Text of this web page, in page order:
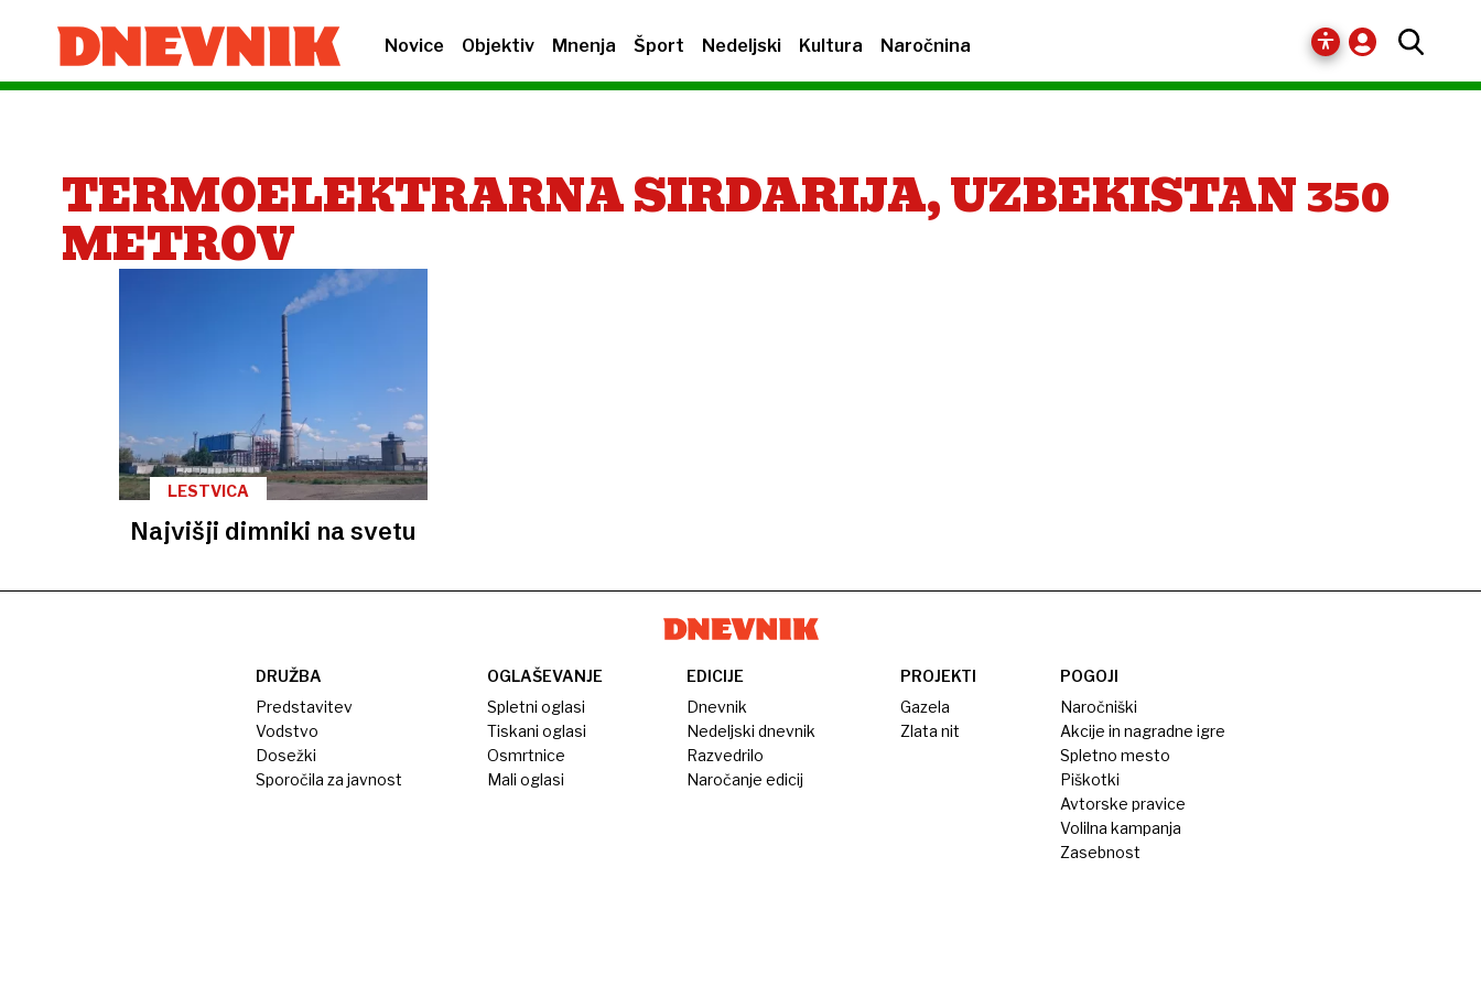
Novice Objektiv Mnenja Šport Nedeljski Kultura Naročnina
TERMOELEKTRARNA SIRDARIJA, UZBEKISTAN 350
METROV
LESTVICA
Najvišji dimniki na svetu
DRUŽBA
Predstavitev
Vodstvo
Dosežki
Sporočila za javnost
OGLAŠEVANJE
Spletni oglasi
Tiskani oglasi
Osmrtnice
Mali oglasi
EDICIJE
Dnevnik
Nedeljski dnevnik
Razvedrilo
Naročanje edicij
PROJEKTI
Gazela
Zlata nit
POGOJI
Naročniški
Akcije in nagradne igre
Spletno mesto
Piškotki
Avtorske pravice
Volilna kampanja
Zasebnost